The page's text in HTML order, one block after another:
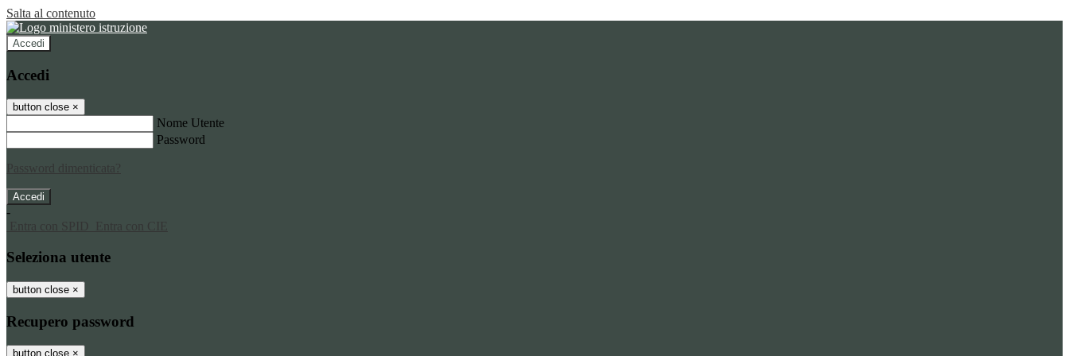
Salta al contenuto
Accedi
Accedi
button close ×
Nome Utente
Password
Password dimenticata?
-
Entra con SPID
Entra con CIE
Seleziona utente
button close ×
Recupero password
button close ×